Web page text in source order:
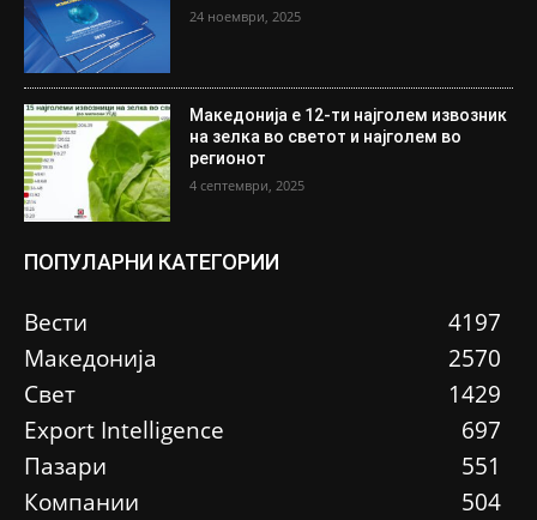
24 ноември, 2025
Македонија е 12-ти најголем извозник
на зелка во светот и најголем во
регионот
4 септември, 2025
ПОПУЛАРНИ КАТЕГОРИИ
Вести
4197
Македонија
2570
Свет
1429
Еxport Intelligence
697
Пазари
551
Компании
504